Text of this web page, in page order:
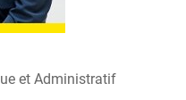
et Administratif